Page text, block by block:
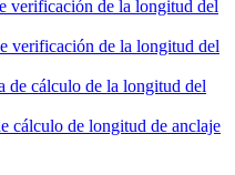
verificación de la longitud del
verificación de la longitud del
de cálculo de la longitud del
cálculo de longitud de anclaje